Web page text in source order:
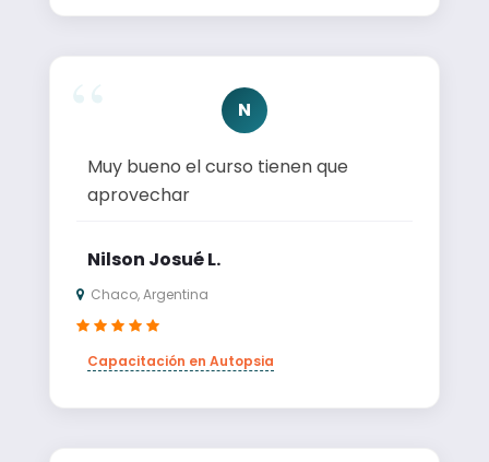
N
Muy bueno el curso tienen que
aprovechar
Nilson Josué L.
Chaco, Argentina
Capacitación en Autopsia